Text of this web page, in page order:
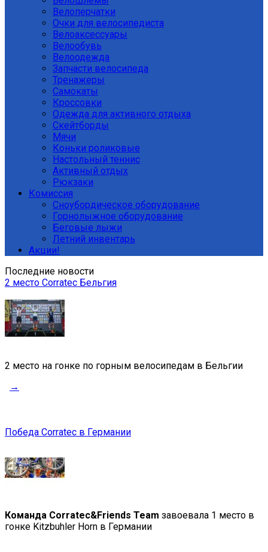
Велоперчатки
Очки для велосипедиста
Велоаксессуары
Велообувь
Велоодежда
Запчасти велосипеда
Тренажеры
Самокаты
Кроссовки
Одежда для активного отдыха
Скейтборды
Мячи
Коньки роликовые
Настольный теннис
Активный отдых
Рюкзаки
Комиссия
Сноубордическое оборудование
Горнолыжное оборудование
Беговые лыжи
Летний инвентарь
Акции!
Последние новости
2 место Corratec Бельгия
2 место на гонке по горным велосипедам в Бельгии
→
Победа Corratec в Германии
Команда Corratec&Friends Team завоевала 1 место в
гонке Kitzbuhler Horn в Германии